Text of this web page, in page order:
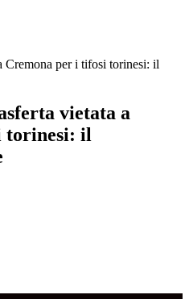
Cremona per i tifosi torinesi: il
vietata a
torinesi: il